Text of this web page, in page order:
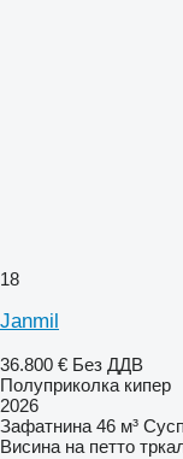
18
Janmil
36.800 € Без ДДВ
Полуприколка кипер
2026
Зафатнина 46 м³
Висина на петто